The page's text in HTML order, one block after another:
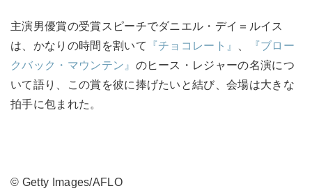
主演男優賞の受賞スピーチでダニエル・デイ＝ルイス
は、かなりの時間を割いて
『チョコレート』
『ブロー
クバック・マウンテン』 のヒース・レジャーの名演につ
いて語り、この賞を彼に捧げたいと結び、会場は大きな
拍手に包まれた。
© Getty Images/AFLO